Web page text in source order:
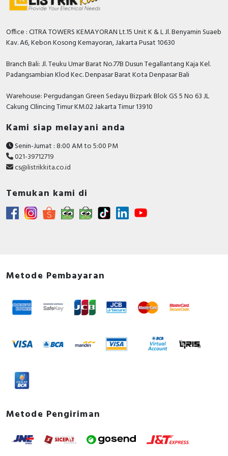
untuk pemisah arus.
Pemantauan terintegrasi untuk efisiensi energi
Unit trip mengintegrasikan pemantauan arus
dan tegangan
Pemasangan yang mulus
ACB EasyPact MVS Schneider Electric cocok untuk
sebagian besar aplikasi perlindungan, pengukuran,
pemantauan dalam aplikasi standar :
Bangunan komersial
Lokasi industry
Utilitas dan distribusi listrik
Schneider Electric, ABB, Siemens, Fuji Electric, LS
Electric, Nidec, Socomec, L&T, Ducati Energia, Chint,
Hager, Nader, Axle, Lifasa, Himel, APC, Hensel,
PM, Supreme, Kabelindo, Kabelmetal Indonesia,
B&D Transformer, Asco, Secure, Howig, Onesto,
Veloce dan masih banyak lagi.
keaslian barang. Untuk dapatkan harga MCB terbaik
atau marketing kami silakan klik disini
berbelanja.
Office : CITRA TOWERS KEMAYORAN Lt.15 Unit K & L Jl. Benyamin Suaeb
Kav. A6, Kebon Kosong Kemayoran, Jakarta Pusat 10630
Branch Bali: Jl. Teuku Umar Barat No.77B Dusun Tegallantang Kaja Kel.
Padangsambian Klod Kec. Denpasar Barat Kota Denpasar Bali
Warehouse: Pergudangan Green Sedayu Bizpark Blok GS 5 No 63 JL
Cakung CIlincing Timur KM.02 Jakarta Timur 13910
Kami siap melayani anda
Senin-Jumat : 8:00 AM to 5:00 PM
021-39712719
cs@listrikkita.co.id
Temukan kami di
Metode Pembayaran
Metode Pengiriman